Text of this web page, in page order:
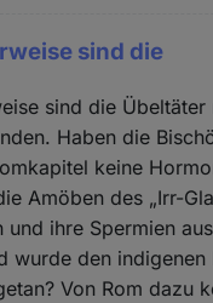
sind die
sind die
Haben die
keine
Amöben des „Irr-
und ihre Spermien
wurde den indigenen
Von Rom dazu